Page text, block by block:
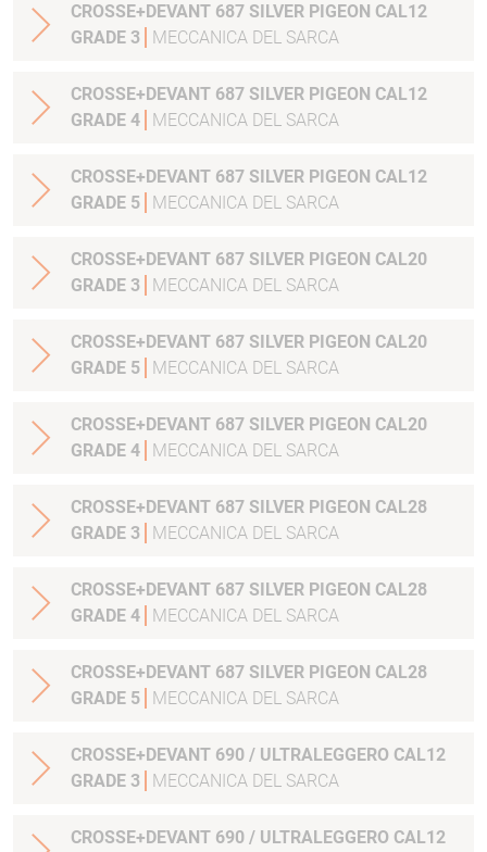
CROSSE+DEVANT 687 SILVER PIGEON CAL12
GRADE 3
MECCANICA DEL SARCA
CROSSE+DEVANT 687 SILVER PIGEON CAL12
GRADE 4
MECCANICA DEL SARCA
CROSSE+DEVANT 687 SILVER PIGEON CAL12
GRADE 5
MECCANICA DEL SARCA
CROSSE+DEVANT 687 SILVER PIGEON CAL20
GRADE 3
MECCANICA DEL SARCA
CROSSE+DEVANT 687 SILVER PIGEON CAL20
GRADE 5
MECCANICA DEL SARCA
CROSSE+DEVANT 687 SILVER PIGEON CAL20
GRADE 4
MECCANICA DEL SARCA
CROSSE+DEVANT 687 SILVER PIGEON CAL28
GRADE 3
MECCANICA DEL SARCA
CROSSE+DEVANT 687 SILVER PIGEON CAL28
GRADE 4
MECCANICA DEL SARCA
CROSSE+DEVANT 687 SILVER PIGEON CAL28
GRADE 5
MECCANICA DEL SARCA
CROSSE+DEVANT 690 / ULTRALEGGERO CAL12
GRADE 3
MECCANICA DEL SARCA
CROSSE+DEVANT 690 / ULTRALEGGERO CAL12